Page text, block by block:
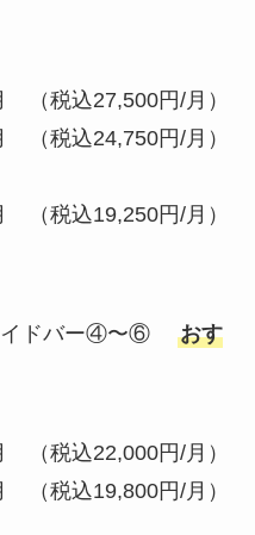
（税込27,500円/月）
（税込24,750円/月）
（税込19,250円/月）
ドバー④〜⑥ おす
（税込22,000円/月）
（税込19,800円/月）